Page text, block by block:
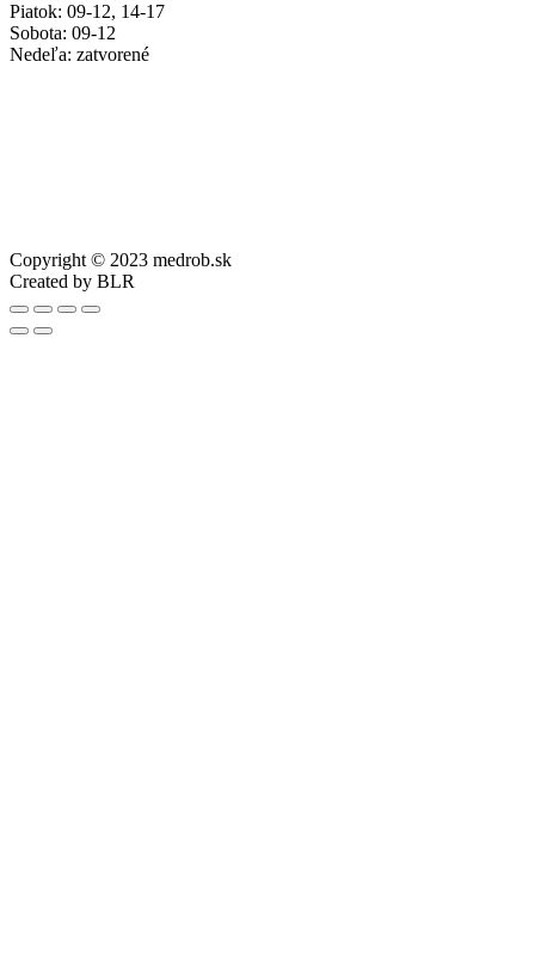
Piatok: 09-12, 14-17
Sobota: 09-12
Nedeľa: zatvorené
Copyright © 2023 medrob.sk
Created by BLR